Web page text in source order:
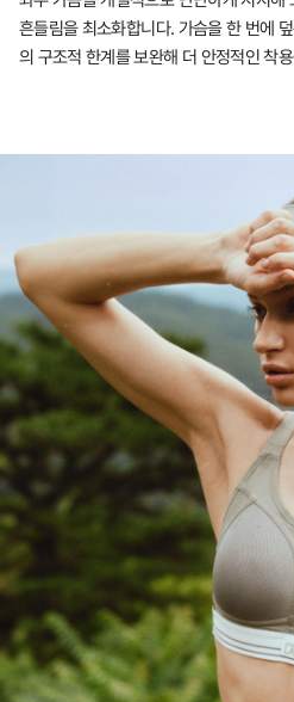
흔들림을 최소화합니다. 가슴을 한 번에
의 구조적 한계를 보완해 더 안정적인 착